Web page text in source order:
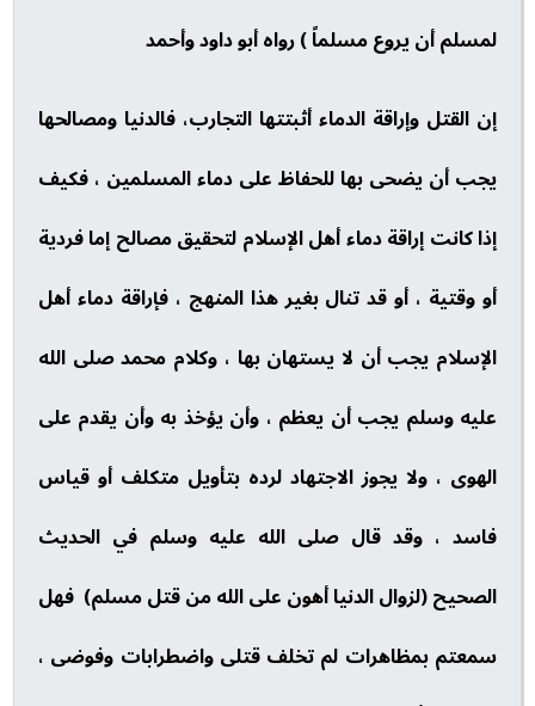
لمسلم أن يروع مسلماً ) رواه أبو داود وأحمد
إن القتل وإراقة الدماء أثبتتها التجارب، فالدنيا ومصالحها
يجب أن يضحى بها للحفاظ على دماء المسلمين ، فكيف
إذا كانت إراقة دماء أهل الإسلام لتحقيق مصالح إما فردية
أو وقتية ، أو قد تنال بغير هذا المنهج ، فإراقة دماء أهل
الإسلام يجب أن لا يستهان بها ، وكلام محمد صلى الله
عليه وسلم يجب أن يعظم ، وأن يؤخذ به وأن يقدم على
الهوى ، ولا يجوز الاجتهاد لرده بتأويل متكلف أو قياس
فاسد ، وقد قال صلى الله عليه وسلم في الحديث
الصحيح (لزوال الدنيا أهون على الله من قتل مسلم) فهل
سمعتم بمظاهرات لم تخلف قتلى واضطرابات وفوضى ،